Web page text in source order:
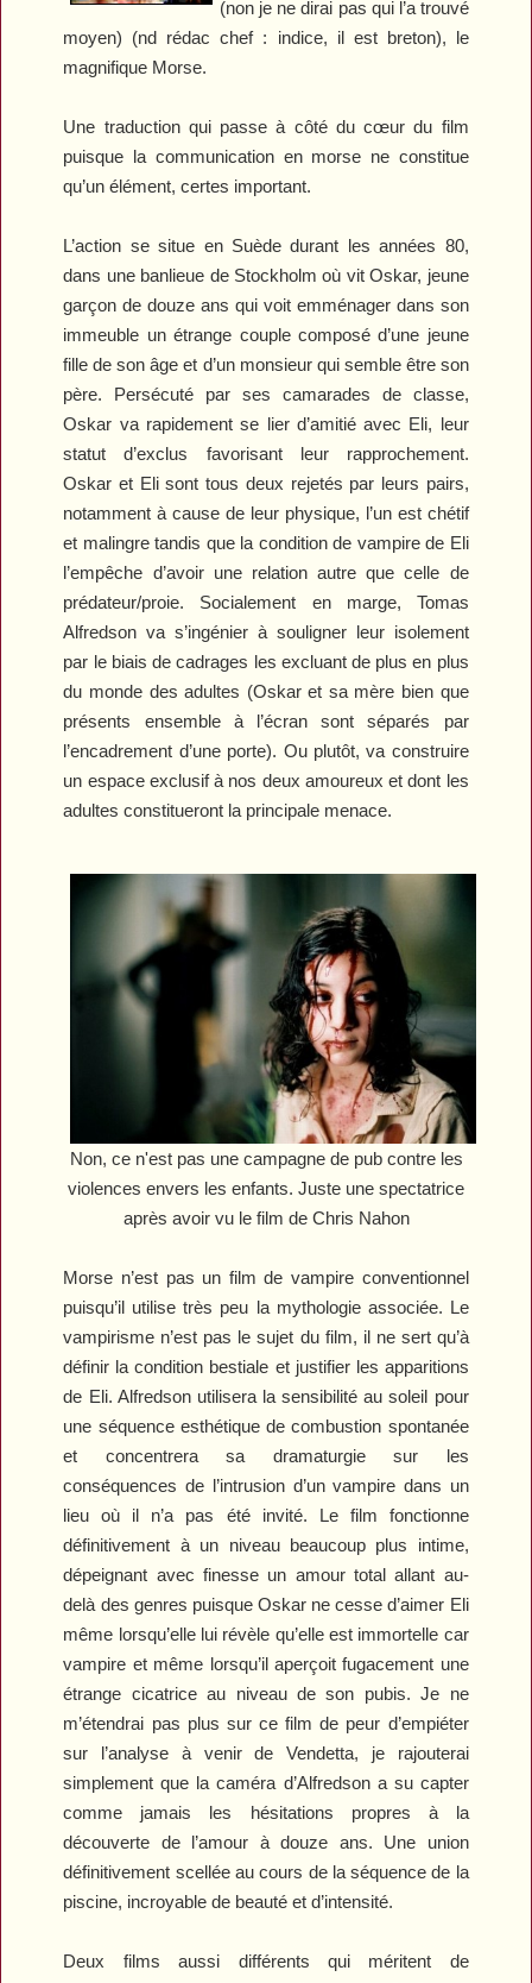
(non je ne dirai pas qui l’a trouvé
moyen) (nd rédac chef : indice, il est breton), le
magnifique Morse.
Une traduction qui passe à côté du cœur du film
puisque la communication en morse ne constitue
qu’un élément, certes important.
L’action se situe en Suède durant les années 80,
dans une banlieue de Stockholm où vit Oskar, jeune
garçon de douze ans qui voit emménager dans son
immeuble un étrange couple composé d’une jeune
fille de son âge et d’un monsieur qui semble être son
père. Persécuté par ses camarades de classe,
Oskar va rapidement se lier d’amitié avec Eli, leur
statut d’exclus favorisant leur rapprochement.
Oskar et Eli sont tous deux rejetés par leurs pairs,
notamment à cause de leur physique, l’un est chétif
et malingre tandis que la condition de vampire de Eli
l’empêche d’avoir une relation autre que celle de
prédateur/proie. Socialement en marge, Tomas
Alfredson va s’ingénier à souligner leur isolement
par le biais de cadrages les excluant de plus en plus
du monde des adultes (Oskar et sa mère bien que
présents ensemble à l’écran sont séparés par
l’encadrement d’une porte). Ou plutôt, va construire
un espace exclusif à nos deux amoureux et dont les
adultes constitueront la principale menace.
Non, ce n'est pas une campagne de pub contre les
violences envers les enfants. Juste une spectatrice
après avoir vu le film de Chris Nahon
Morse n’est pas un film de vampire conventionnel
puisqu’il utilise très peu la mythologie associée. Le
vampirisme n’est pas le sujet du film, il ne sert qu’à
définir la condition bestiale et justifier les apparitions
de Eli. Alfredson utilisera la sensibilité au soleil pour
une séquence esthétique de combustion spontanée
et concentrera sa dramaturgie sur les
conséquences de l’intrusion d’un vampire dans un
lieu où il n’a pas été invité. Le film fonctionne
définitivement à un niveau beaucoup plus intime,
dépeignant avec finesse un amour total allant au-
delà des genres puisque Oskar ne cesse d’aimer Eli
même lorsqu’elle lui révèle qu’elle est immortelle car
vampire et même lorsqu’il aperçoit fugacement une
étrange cicatrice au niveau de son pubis. Je ne
m’étendrai pas plus sur ce film de peur d’empiéter
sur l’analyse à venir de Vendetta, je rajouterai
simplement que la caméra d’Alfredson a su capter
comme jamais les hésitations propres à la
découverte de l’amour à douze ans. Une union
définitivement scellée au cours de la séquence de la
piscine, incroyable de beauté et d’intensité.
Deux films aussi différents qui méritent de